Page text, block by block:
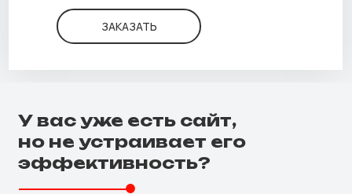
ЗАКАЗАТЬ
У вас уже есть сайт,
но не устраивает его
эффективность?